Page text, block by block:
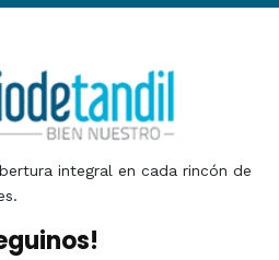
integral en cada rincón de